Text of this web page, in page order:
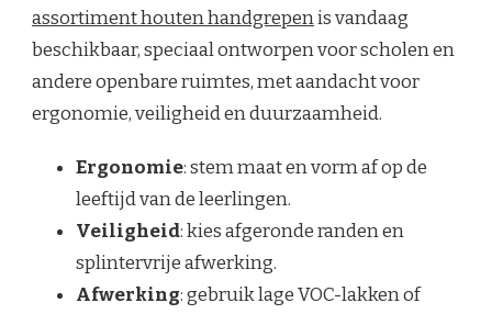
assortiment houten handgrepenis vandaag
beschikbaar, speciaal ontworpen voor scholen en
andere openbare ruimtes, met aandacht voor
ergonomie, veiligheid en duurzaamheid.
Ergonomie: stem maat en vorm af op de
leeftijd van de leerlingen.
Veiligheid: kies afgeronde randen en
splintervrije afwerking.
Afwerking: gebruik lage VOC-lakken of